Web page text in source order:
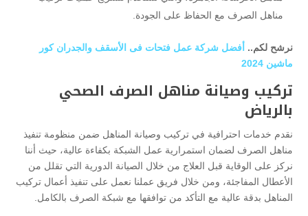
مناهل الصرف مع الحفاظ على الجودة.
نرشح لكم.. أفضل شركة عمل فتحات فى الأسقف والجدران كور
ماشين 2024
تركيب وصيانة مناهل الصرف الصحي
بالرياض
نقدم خدمات احترافية في تركيب وصيانة المناهل ضمن منظومة تنفيذ
مناهل الصرف لضمان استمرارية عمل الشبكة بكفاءة عالية، حيث أننا
نركز على الوقاية قبل العلاج من خلال الصيانة الدورية التي تقلل من
الأعطال المفاجئة، ومن خلال فريق عملنا نعمل على تنفيذ أعمال تركيب
المناهل بدقة عالية مع التأكد من توافقها مع شبكة الصرف بالكامل.